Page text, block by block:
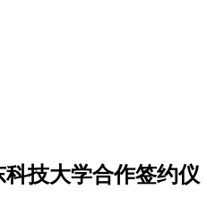
技大学合作签约仪